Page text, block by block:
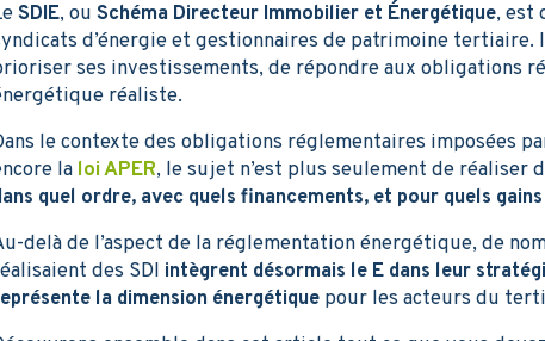
SDIE, ou Schéma Directeur Immobilier et Énergétique, est
d’énergie et gestionnaires de patrimoine
ses investissements, de répondre aux obligations
réaliste.
le contexte des obligations réglementaires imposées
la loi APER, le sujet n’est plus seulement de réaliser
quel ordre, avec quels financements, et pour quels
delà de l’aspect de la réglementation énergétique, de
des SDI intègrent désormais le E dans leur
la dimension énergétiquepour les acteurs du